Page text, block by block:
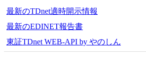
最新のTDnet適時開示情報
最新のEDINET報告書
東証TDnet WEB-API by やのしん